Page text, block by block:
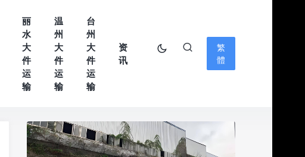
丽
水
大
件
运
输
温
州
大
件
运
输
台
州
大
件
运
输
资
讯
繁
體